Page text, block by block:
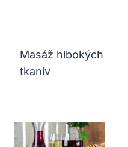
Masáž hlbokých
tkanív